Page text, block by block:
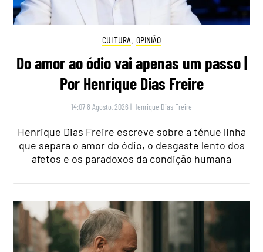
CULTURA , OPINIÃO
Do amor ao ódio vai apenas um passo |
Por Henrique Dias Freire
14:07 8 Agosto, 2026 | Henrique Dias Freire
Henrique Dias Freire escreve sobre a ténue linha
que separa o amor do ódio, o desgaste lento dos
afetos e os paradoxos da condição humana